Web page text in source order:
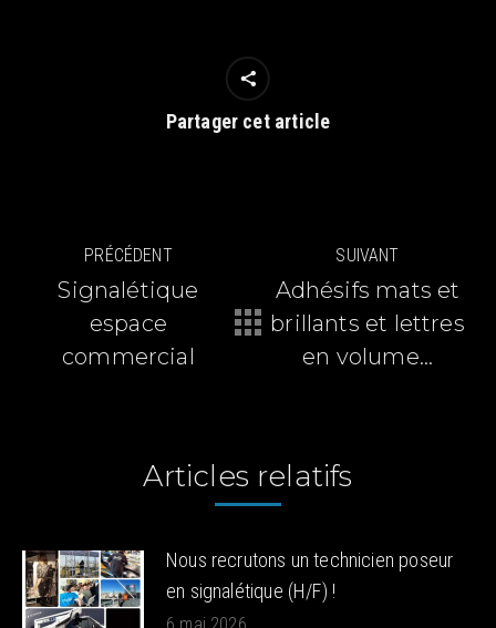
Partager cet article
Navigation
article
PRÉCÉDENT
Article
précédent
Signalétique
espace
commercial
SUIVANT
Article
suivant
Adhésifs mats et
brillants et lettres
en volume…
Articles relatifs
Nous recrutons un technicien poseur
en signalétique (H/F) !